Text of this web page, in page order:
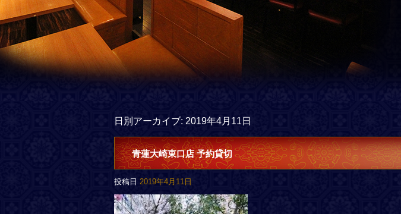
日別アーカイブ: 2019年4月11日
青蓮大崎東口店 予約貸切
投稿日 2019年4月11日